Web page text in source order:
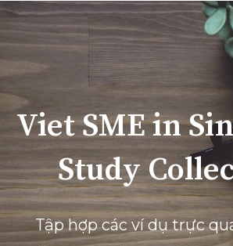
Viet SME in
Study
Tập hợp các ví dụ trực